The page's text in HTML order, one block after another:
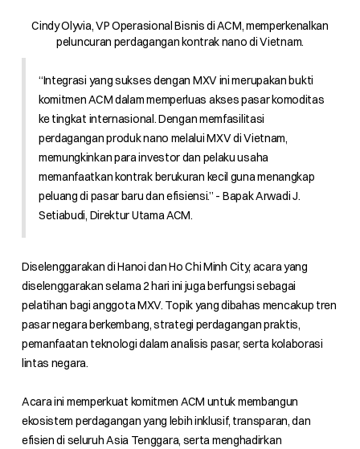
Cindy Olyvia, VP Operasional Bisnis di ACM, memperkenalkan
peluncuran perdagangan kontrak nano di Vietnam.
“Integrasi yang sukses dengan MXV ini merupakan bukti
komitmen ACM dalam memperluas akses pasar komoditas
ke tingkat internasional. Dengan memfasilitasi
perdagangan produk nano melalui MXV di Vietnam,
memungkinkan para investor dan pelaku usaha
memanfaatkan kontrak berukuran kecil guna menangkap
peluang di pasar baru dan efisiensi.” - Bapak Arwadi J.
Setiabudi, Direktur Utama ACM.
Diselenggarakan di Hanoi dan Ho Chi Minh City, acara yang
diselenggarakan selama 2 hari ini juga berfungsi sebagai
pelatihan bagi anggota MXV. Topik yang dibahas mencakup tren
pasar negara berkembang, strategi perdagangan praktis,
pemanfaatan teknologi dalam analisis pasar, serta kolaborasi
lintas negara.
Acara ini memperkuat komitmen ACM untuk membangun
ekosistem perdagangan yang lebih inklusif, transparan, dan
efisien di seluruh Asia Tenggara, serta menghadirkan